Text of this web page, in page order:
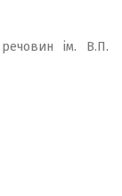
речовин ім. В.П.